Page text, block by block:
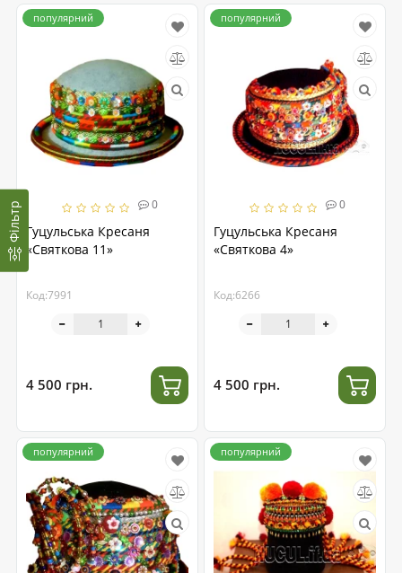
Фільтр 0
Гуцульська Кресаня
«Святкова 11»
Код:7991
популярний
4 500 грн.
0
Гуцульська Кресаня
«Святкова 4»
Код:6266
популярний
4 500 грн.
популярний популярний